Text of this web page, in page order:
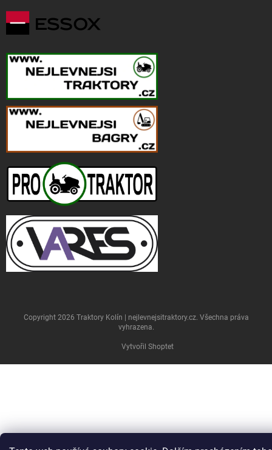
Vytvořil Shoptet
Copyright 2026 Traktory Kolín | nejlevnejsitraktory.cz. Všechna práva
vyhrazena.